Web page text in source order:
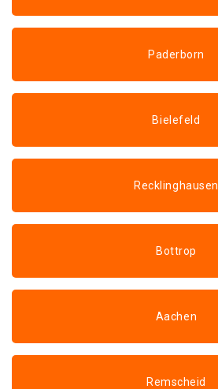
Paderborn
Bielefeld
Recklinghausen
Bottrop
Aachen
Remscheid